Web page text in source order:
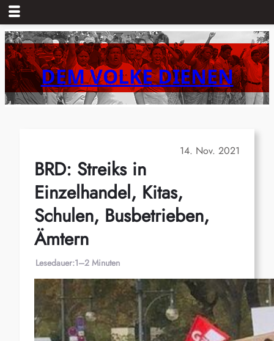
Zum
Inhalt
springenDEM VOLKE DIENEN
14. Nov. 2021
BRD: Streiks in
Einzelhandel, Kitas,
Schulen, Busbetrieben,
Ämtern
Lesedauer:1–2 Minuten